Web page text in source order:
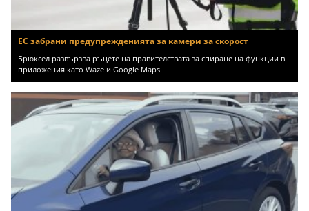
ЕС забрани предупрежденията за камери за скорост
Брюксел развързва ръцете на правителствата за спиране на функции в
приложения като Waze и Google Maps